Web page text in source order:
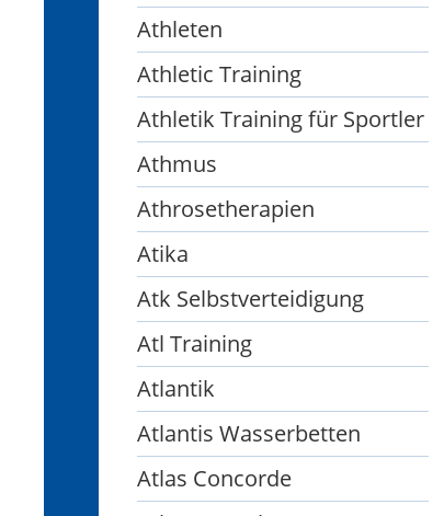
Athleten
Athletic Training
Athletik Training für Sportler
Athmus
Athrosetherapien
Atika
Atk Selbstverteidigung
Atl Training
Atlantik
Atlantis Wasserbetten
Atlas Concorde